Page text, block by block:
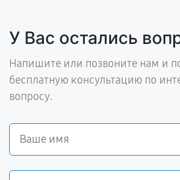
У Вас остались
Напишите или позвоните нам и
бесплатную консультацию по
вопросу.